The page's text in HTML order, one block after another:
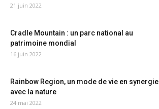
21 juin 2022
Cradle Mountain : un parc national au
patrimoine mondial
16 juin 2022
Rainbow Region, un mode de vie en synergie
avec la nature
24 mai 2022